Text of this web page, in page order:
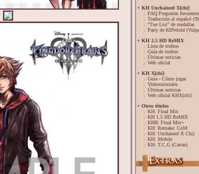
+ KH Unchained X[chi]
FAQ Preguntas frecuentes
Traducción al español
"Tier List" de medallas
Party de KHWorld
+ KH 2.5 HD ReMIX
Lista de trofeos
Guía de trofeos
Últimas noticias
Web oficial
+ KH X[chi]
Guía - Cómo jugar
Videotutoriales
Últimas noticias
Web oficial KHX[chi]
+ Otros títulos
KH: Final Mix
KH 1.5 HD ReMIX
KHII: Final Mix+
KH: Remake: CoM
KH: Unchained X Chi)
KH: Mobile
KH: T.C.G (Cartas)